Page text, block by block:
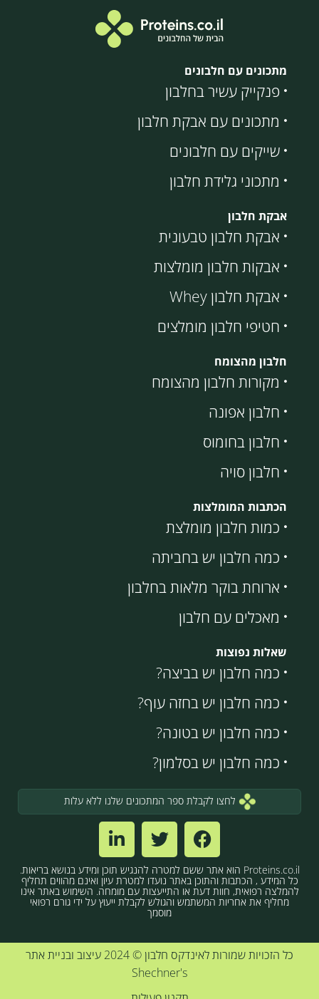
מתכונים עם חלבונים
פנקייק עשיר בחלבון
מתכונים עם אבקת חלבון
שייקים עם חלבונים
מתכוני גלידת חלבון
אבקת חלבון
אבקת חלבון טבעונית
אבקות חלבון מומלצות
אבקת חלבון Whey
חטיפי חלבון מומלצים
חלבון מהצומח
מקורות חלבון מהצומח
חלבון אפונה
חלבון בחומוס
חלבון סויה
הכתבות המומלצות
כמות חלבון מומלצת
כמה חלבון יש בחביתה
ארוחת בוקר מלאות בחלבון
מאכלים עם חלבון
שאלות נפוצות
כמה חלבון יש בביצה?
כמה חלבון יש בחזה עוף?
כמה חלבון יש בטונה?
כמה חלבון יש בסלמון?
לחצו לקבלת ספר המתכונים שלנו ללא עלות
Proteins.co.il הוא אתר ששם למטרה להנגיש תוכן ומידע בנושא בריאות.
כל המידע , הכתבות והתוכן באתר נועדו למטרת עיון ואינם מהווים תחליף
להמלצה רפואית, חוות דעת או התייעצות עם מומחה. השימוש באתר אינו
מחליף את אחריות המשתמש והגולש לקבלת ייעוץ על ידי גורם רפואי
מוסמך
כל הזכויות שמורות לאינדקס חלבון © 2024 עיצוב ובניית אתר
Shechner's